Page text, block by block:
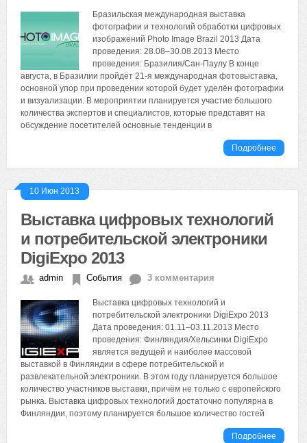
Бразильская международная выставка
фотографии и технологий обработки цифровых
изображений Photo Image Brazil 2013 Дата
проведения: 28.08–30.08.2013 Место
проведения: Бразилия/Сан-Паулу В конце
августа, в Бразилии пройдёт 21-я международная фотовыставка,
основной упор при проведении которой будет уделён фотографии
и визуализации. В мероприятии планируется участие большого
количества экспертов и специалистов, которые представят на
обсуждение посетителей основные тенденции в
Подробнее
10 Июн 2013
Выставка цифровых технологий
и потребительской электроники
DigiExpo 2013
admin События 3 комментария
Выставка цифровых технологий и
потребительской электроники DigiExpo 2013
Дата проведения: 01.11–03.11.2013 Место
проведения: Финляндия/Хельсинки DigiExpo
является ведущей и наиболее массовой
выставкой в Финляндии в сфере потребительской и
развлекательной электроники. В этом году планируется большое
количество участников выставки, причём не только с европейского
рынка. Выставка цифровых технологий достаточно популярна в
Финляндии, поэтому планируется большое количество гостей
Подробнее